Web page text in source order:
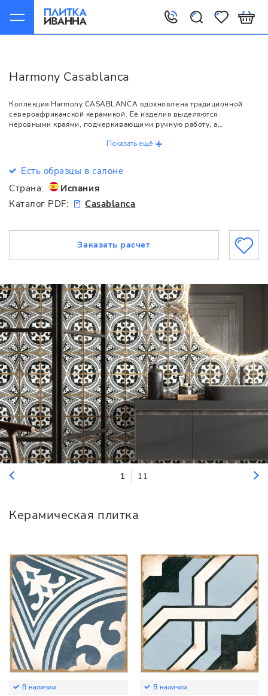
Harmony Casablanca
Коллекция Harmony CASABLANCA вдохновлена традиционной
североафриканской керамикой. Её изделия выделяются
неровными краями, подчеркивающими ручную работу, а
интерьер особой теплотой. Плитки формата 12,5x12,5 см включают
открывает безграничные возможности для комбинаций.
Коллекция идеально подходит как для напольного покрытия, так и
для облицовки стен, создавая пространства, которые гармонично
вписываются в общий стиль дома.
Показать ещё
Есть образцы в салоне
Страна:
Испания
Каталог PDF:
Casablanca
Заказать расчет
1 11
Керамическая плитка
В наличии В наличии